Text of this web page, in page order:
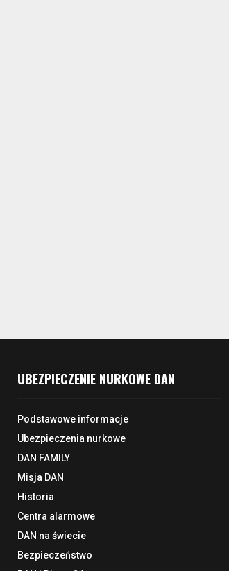
UBEZPIECZENIE NURKOWE DAN
Podstawowe informacje
Ubezpieczenia nurkowe
DAN FAMILY
Misja DAN
Historia
Centra alarmowe
DAN na świecie
Bezpieczeństwo